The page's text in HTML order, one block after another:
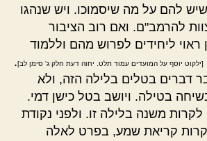
להם על מה שיסמוכו. ויש שנהגו
להרמב"ם. ואם רוב הציבור
ראוי ליחידים לפרוש מהם וללמוד
[ילקוט יוסף על המועדים עמוד תלט. יחוה דעת חלק ג' סימן לב].
דברים בטלים בלילה הזה, ולא
בטילה. ויושב בטל כישן דמי.
משנה בלילה זו. ולפני נקודת
קריאת שמע, בפרט לאלה